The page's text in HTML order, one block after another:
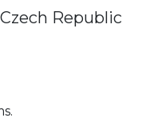
Republic